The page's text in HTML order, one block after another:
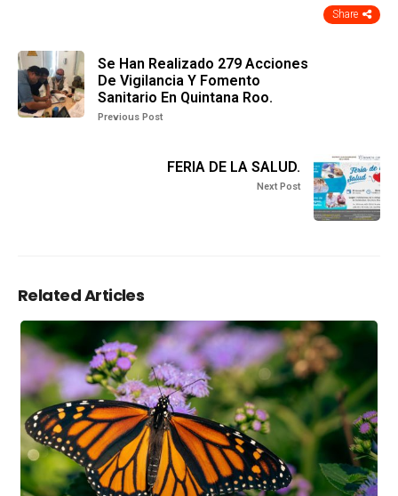
Share
Se Han Realizado 279 Acciones
De Vigilancia Y Fomento
Sanitario En Quintana Roo.
Previous Post
FERIA DE LA SALUD.
Next Post
Related Articles